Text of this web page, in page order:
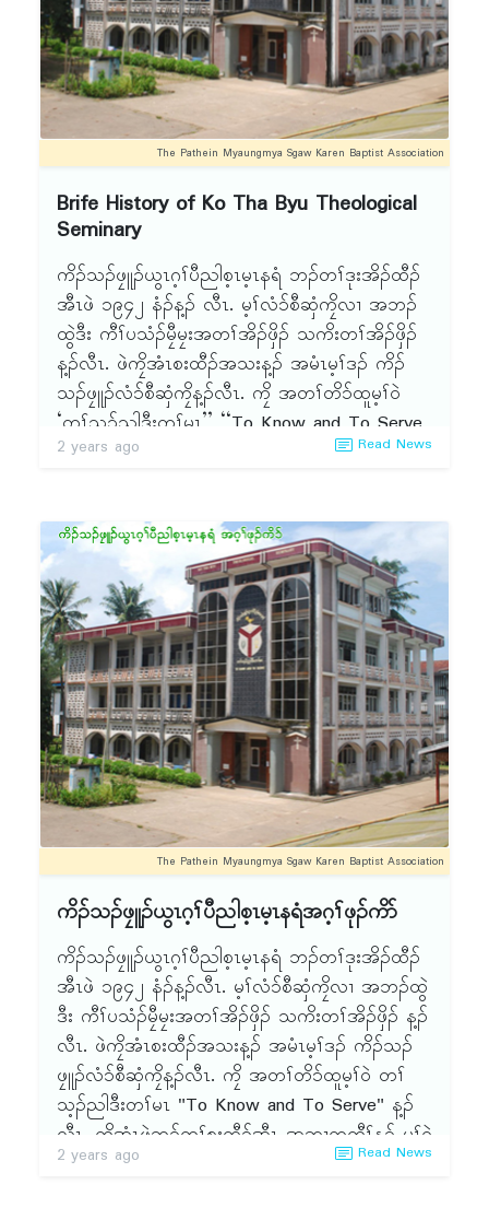
စီၣ်- သရၣ်ဒိၣ်ဒီးကထၢၣ်အီနၢၣ်ညိၣ်ႇ တၢ်ထုကဖၣ်-သ
ရၣ်ဒိၣ်ဒဲန့ၣ်ႇ တၢ်ဆိၣ်ဂ့ၤပျၢ်တၢ်-သရၣ်ဒိၣ်ဒီးကထၢၣ်လ့
ကၢၣ်ယၣ် န့ၣ်လီၤ. ဂီၤ(၁ဝး၃ဝ)နၣ်ရံၣ်ႇ (၁၇၅)နံၣ်ႇ
နံၣ်သးခုတၢ်စံးဘျုးစံးဖှိၣ်ႇ တၢ်ဘါဖးဒိၣ် န့ၣ်လီၤ. ၦၤ
ပၢၤလီၢ်ဆ့ၣ်နီၤမ့ၢ် သရၣ်ဒိၣ်သ့ၣ်ထူႇ တၢ်ကစီၣ်-သရၣ်
မုၣ်ဒိၣ်ဒီးကထၢၣ်ကြံထၣ်ဒ့ၢ်ႇ တၢ်ဆၢဂ့ၤဆၢဝါလၢ ခ
ဝ့ၡၢၣ်နဲၣ်ရွဲၣ်ႇ ဖးဖျါထီၣ်(၁၇၅)နံၣ် နံၣ်သးခုအထါလၢ
သရၣ်ဒိၣ်ဒီးကထၢၣ်စ့စီဒီးအသကိးႇ တၢ်တဲဖျါကီၢ်အဂ့ၢ်
ဖုၣ်ကိ၁်-ကီၢ်နဲၣ်ရွဲၣ်ႇ တၢ်ထုကဖၣ်- ႇ ဆိၣ်ဂ့ၤပျၢ်တၢ်
လၢ သရၣ်ဒိၣ်ဒီးကထၢၣ်အၢဘၢၣ်ဖီဝ့ၣ် န့ၣ်လီၤ.
တၢ်အိၣ်ဖှိၣ်ဖးဒိၣ်တဘျီအံၤ ၦၤဆဲးလီၤမံၤအိၣ်ဝဲ
(၄ဝဝ)ဂၤဘျဲၣ်ႇ သရၣ်သမါသ့ၣ်တဖၣ်လၢၦၤကညီဘျၢ
ထံခဝ့ၡၢၣ် ဒီး ကီၢ်အိၣ်ဘူးအိၣ်တံၢ်သ့ၣ်တဖၣ်အိၣ်ဝဲန့ၣ်
လီၤ. ကီၢ်ပသံၣ်မၠီမၠီးႇ ကီၢ်တၢ်အိၣ်ဖှိၣ်ဘၣ်တၢ်တူၢ်လိ၁်
အီၤလၢ ကရးကၠံကဝီၤ န့ၣ်လီၤ. ယွၤမၤတၢ်အဒိၣ်တဖၣ်
လၢပဂီၢ်ႇ ဒီးပသးခုလၢအဃိလီၤ.(စံး ၁၂၆း၃)
ရံၣ် တၢ်သိၣ်လိလၢ သရၣ်ဒိၣ်ဒီးကထၢၣ်အီနၢၣ်ညိၣ် ဟါ
၂းဝဝနၣ်ရံၣ် တၢ်သိၣ်လိလၢ သရၣ်ဒိၣ်ဘြ့နၢၣ် ဒီးဟါ ၆း
ဝဝနၣ်ရံၣ်တၢ်မၤလၤကပီၤကီၢ်ဖိကီၢ်လံၤလၢ မၤလိတၢ်
တီၤဒိၣ်တု၁်သ့ၣ်တဖၣ်ဒီး ၦၤလၢသတြီၤတၢ်လၢ ခဝ့ၡၢၣ်
သ့ၣ်တဖၣ်န့ၣ်လီၤ.ပိ၁်ထွဲထီၣ်အခံဒီး တၢ်ဘါၦၤဆှၢတၢ်
ဘါမ့ၢ်ဝဲ သရၣ်အဲၣ်မူ (ၦၤဆှၢထီၣ်တၢ်တိ၁်ထူ) န့ၣ်လီၤ.
၁၆.၃.၂ဝ၂၄ ဂီၤ ၇းဝဝနၣ်ရံၣ် တၢ်ဘါၦၤဟ့ၣ်တၢ်ကစီၣ်
မ့ၢ်ဝဲ ဒီးကထၢၣ်န့ၣ်လ့အီၣ်(ုဃြ တၢ်သးခုကစီၣ်ဒီး
ကတီၢ်အိၣ်ဒီး တၢ်ဟ့ၣ်လီၤလံ၁်အုၣ်သးဆူ ၦၤလၢမၤလိ
လံ၁်စီဆှံခီဖျိတၢ်ကွဲး ၦၤဖျိထီၣ်အိၣ်ဝဲ ၁၇ဂၤန့ၣ်လီၤ. ဂီၤ
၁ဝးဝဝနၣ်ရံၣ် ကီၢ်အတၢ်ပ၁်ဖျါ ဒီး ဟါ ၂းဝဝနၣ်ရံၣ်
တၢ်စံၣ်ညီၣ်အၢၣ်လီၤ အဆၢကတီၢ် တၢ်စံၣ်ညီၣ်အၢၣ်
လီၤအိၣ်ဝဲ ၇ ဝ(နွံဆံဘီ) န့ၣ်လီၤ.
၁၇.၃.၂ဝ၂၄ (အိၣ်ဘှံးနံၤ) ဂီၤ ၇းဝဝနၣ်ရံၣ် တၢ်ဘါပိ၁်
မုၣ်ကရၢမၤသကိးတၢ်န့ၣ်လီၤ. ၦၤဟ့ၣ်တၢ်ကစီၣ်မ့ၢ်ဝဲ သ
ကီၢ်တၢ်အိၣ်ဖှိၣ်ဖးဒိၣ်တၢ်ဘါ ၦၤဟ့ၣ်တၢ်ကစီၣ်မ့ၢ်ဝဲ သ
ရၣ်ဒိၣ်ဒီးကထၢၣ်အဲၣ်မူဒါ (ကီၢ်ဟီကတးနဲၣ်ရွဲၣ်)န့ၣ်လီၤ.
မုၢ်ဃ့ၢ်လီၤ ၂းဝဝနၣ်ရံၣ်တၢ်ပ၁်စီဆှံသးတၢ်ဘါ ကိၣ်
သၣ်ဖၠူၣ်ယွၤဂ့ၢ် ပီညါစ့ၤမ့ၤနရံ သရၣ်/မုၣ် တဖၣ်ဟံးန့ၢ်
မူဒါလီၤ.
The Pathein Myaungmya Sgaw Karen Baptist Association
Brife History of Ko Tha Byu Theological
Seminary
ကိၣ်သၣ်ဖၠူၣ်ယွၤဂ့ၢ်ပီညါစ့ၤမ့ၤနရံ ဘၣ်တၢ်ဒုးအိၣ်ထီၣ်
အီၤဖဲ ၁၉၄၂ နံၣ်န့ၣ် လီၤ. မ့ၢ်လံ၁်စီဆှံကၠိလၢ အဘၣ်
ထွဲဒီး ကီၢ်ပသံၣ်မၠီမၠးအတၢ်အိၣ်ဖှိၣ် သကိးတၢ်အိၣ်ဖှိၣ်
န့ၣ်လီၤ. ဖဲကၠိအံၤစးထီၣ်အသးန့ၣ် အမံၤမ့ၢ်ဒၣ် ကိၣ်
သၣ်ဖၠူၣ်လံ၁်စီဆှံကၠိန့ၣ်လီၤ. ကၠိ အတၢ်တိ၁်ထူမ့ၢ်ဝဲ
‘တၢ်သ့ၣ်ညါဒီးတၢ်မၤ’’ ‘‘To Know and To Serve
’’န့ၣ်လီၤ. ကၠိအံၤဖဲဘၣ်တၢ်စးထီၣ်အီၤ အဆၢကတီၢ်န့ၣ်
လီၤ. ဖဲ ၁၉၇၂ နံၣ်န့ၣ် ဘၣ်တၢ်သုးထီၣ်အီၤဆူ လွံၢ်နံၣ်
အတၢ်မၤလိလၢအမ့ၢ်ဝဲ L.Th န့ၣ်လီၤ. ဖဲ ၁၉၈၂ နံၣ်
န့ၣ် ဘၣ်တၢ်ဒုးအိၣ်ထီၣ် တနံၣ်တၢ်မၤလိလၢအမ့ၢ် ခရံ၁်
ဖိတၢ်ကူၣ်ဘၣ်ကူၣ်သ့ (Christian Education) တီၤဒီး
ဖဲ ၁၉၉၇နံၣ်န့ၣ် ဘၣ်တၢ်ဆိကတီၢ်ကွံ၁်အီၤန့ၣ် လီၤ. ဖဲ
၁၉၈၅ နံၣ်န့ၣ်Diploma in Theology ခံနံၣ် ဟါတၢ်မၤ
လိ ဘၣ်တၢ်ဒုးအိၣ် ထီၣ်အီၤဒီး ဖဲ ၂ဝဝ၅ နံၣ်န့ၣ် ဘၣ်
တၢ်ဆီတလဲက့ၤအမံၤလၢ Bechelor of Theological
Studies န့ၣ်လီၤ. ဘၣ်ဆၣ်ဒီး ဖဲ ၂ဝ၁၅ နံၣ်န့ၣ် မ့ၢ်
လၢၦၤမၤလိတၢ်ဖိ စှၤလီၤ အဃိဒီး ဘၣ်တၢ်ဆိကတီၢ်
ကွံ၁်အီၤန့ၣ်လီၤ.
ဖဲ ၁၉၉၈ နံၣ်န့ၣ် ကၠိအံၤအမံၤဘၣ်တၢ်ကိးက့ၤအီၤလၢ
ကိၣ်သၣ်ဖၠူၣ်ယွၤဂ့ၢ် ပီညါစ့ၤမ့ၤနရံ (Ko Tha Byu
Theological Seminary) ဒီးဖဲနံၣ်အံၤ ဘၣ်တၢ်ဒုးအိၣ်
ထီၣ်Bachelor of Theology အတီၤန့ၣ်လီၤ. ဖဲ
၂ဝဝ၁ နံၣ်န့ၣ် L.Th, B.Th တီၤ တဖၣ် ဘၣ်တၢ်တူၢ်
လိ၁်အီၤလၢ (ATESEA) န့ၣ်လီၤ. Master of
Divinity (M.Div)) တီၤ ဘၣ်တၢ်စးထီၣ်အီၤဖဲ ၂ဝ၁၄
ဒီး ဘၣ်တၢ်တူၢ်လိ၁်အီၤလၢ (ATESEA) ဖဲ ၂ဝ၁၆
နံၣ်န့ၣ်လီၤ. ခဲအံၤ ပကၠိအိၣ်ဒီးတၢ်မၤလိ အတၢ်ရဲၣ်တၢ်
ကျဲၤ ထဲလွံၢ်နံၣ်လၢအမ့ၢ်ဝဲL.Th, B.Min, B.Th, M.Div
တဖၣ်န့ၣ်လီၤ.
2 years ago Read News
The Pathein Myaungmya Sgaw Karen Baptist Association
ကိၣ်သၣ်ဖၠူၣ်ယွၤဂ့ၢ်ပီညါစ့ၤမ့ၤနရံအဂ့ၢ်ဖုၣ်ကိာ်
ကိၣ်သၣ်ဖၠူၣ်ယွၤဂ့ၢ်ပီညါစ့ၤမ့ၤနရံ ဘၣ်တၢ်ဒုးအိၣ်ထီၣ်
အီၤဖဲ ၁၉၄၂ နံၣ်န့ၣ်လီၤ. မ့ၢ်လံ၁်စီဆှံကၠိလၢ အဘၣ်ထွဲ
ဒီး ကီၢ်ပသံၣ်မၠီမၠးအတၢ်အိၣ်ဖှိၣ် သကိးတၢ်အိၣ်ဖှိၣ် န့ၣ်
လီၤ. ဖဲကၠိအံၤစးထီၣ်အသးန့ၣ် အမံၤမ့ၢ်ဒၣ် ကိၣ်သၣ်
ဖၠူၣ်လံ၁်စီဆှံကၠိန့ၣ်လီၤ. ကၠိ အတၢ်တိ၁်ထူမ့ၢ်ဝဲ တၢ်
သ့ၣ်ညါဒီးတၢ်မၤ "To Know and To Serve" န့ၣ်
လီၤ. ကၠိအံၤဖဲဘၣ်တၢ်စးထီၣ်အီၤ အဆၢကတီၢ်န့ၣ် မ့ၢ်ဝဲ
ဒၣ် သၢနံၣ်အတၢ်မၤလိလၢ ၦၤ ကမၤတၢ်သးခုကစီၣ်တ
2 years ago Read News